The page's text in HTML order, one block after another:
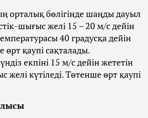
орталық бөлігінде шаңды дауыл
шығыс желі 15 – 20 м/с дейін
40 градусқа дейін
өрт қаупі сақталады.
екпіні 15 м/с дейін жететін
желі күтіледі. Төтенше өрт қаупі